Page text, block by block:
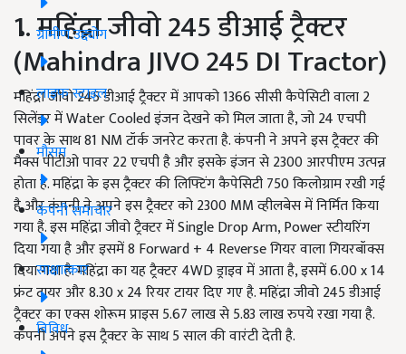
ग्रामीण उद्द्योग
लाइफ स्टाइल
मौसम
कंपनी समाचार
साक्षात्कार
विविध
1. महिंद्रा जीवो 245 डीआई ट्रैक्टर
(Mahindra JIVO 245 DI Tractor)
महिंद्रा जीवो 245 डीआई ट्रैक्टर में आपको 1366 सीसी कैपेसिटी वाला 2
सिलेंडर में Water Cooled इंजन देखने को मिल जाता है, जो 24 एचपी
पावर के साथ 81 NM टॉर्क जनरेट करता है. कंपनी ने अपने इस ट्रैक्टर की
मैक्स पीटीओ पावर 22 एचपी है और इसके इंजन से 2300 आरपीएम उत्पन्न
होता है. महिंद्रा के इस ट्रैक्टर की लिफ्टिंग कैपेसिटी 750 किलोग्राम रखी गई
है और कंपनी ने अपने इस ट्रैक्टर को 2300 MM व्हीलबेस में निर्मित किया
गया है. इस महिंद्रा जीवो ट्रैक्टर में Single Drop Arm, Power स्टीयरिंग
दिया गया है और इसमें 8 Forward + 4 Reverse गियर वाला गियरबॉक्स
दिया गया है. महिंद्रा का यह ट्रैक्टर 4WD ड्राइव में आता है, इसमें 6.00 x 14
फ्रंट टायर और 8.30 x 24 रियर टायर दिए गए है. महिंद्रा जीवो 245 डीआई
ट्रैक्टर का एक्स शोरूम प्राइस 5.67 लाख से 5.83 लाख रुपये रखा गया है.
कंपनी अपने इस ट्रैक्टर के साथ 5 साल की वारंटी देती है.